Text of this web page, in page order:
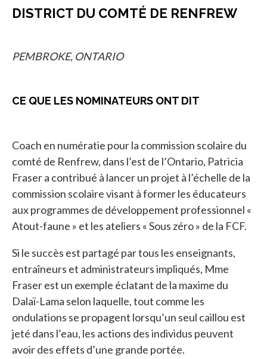
DISTRICT DU COMTÉ DE RENFREW
PEMBROKE, ONTARIO
CE QUE LES NOMINATEURS ONT DIT
Coach en numératie pour la commission scolaire du
comté de Renfrew, dans l’est de l’Ontario, Patricia
Fraser a contribué à lancer un projet à l’échelle de la
commission scolaire visant à former les éducateurs
aux programmes de développement professionnel «
Atout-faune » et les ateliers « Sous zéro » de la FCF.
Si le succès est partagé par tous les enseignants,
entraîneurs et administrateurs impliqués, Mme
Fraser est un exemple éclatant de la maxime du
Dalaï-Lama selon laquelle, tout comme les
ondulations se propagent lorsqu’un seul caillou est
jeté dans l’eau, les actions des individus peuvent
avoir des effets d’une grande portée.